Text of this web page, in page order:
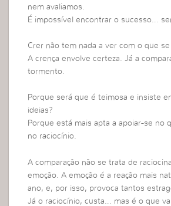
nem avaliamos.
É impossível encontrar o sucesso…
Crer não tem nada a ver com o que se
A crença envolve certeza. Já a
tormento.
Porque será que é teimosa e insiste
ideias?
Porque está mais apta a apoiar-se no
no raciocínio.
A comparação não se trata de
emoção. A emoção é a reação mais
ano, e, por isso, provoca tantos
Já o raciocínio, custa… mas é o que